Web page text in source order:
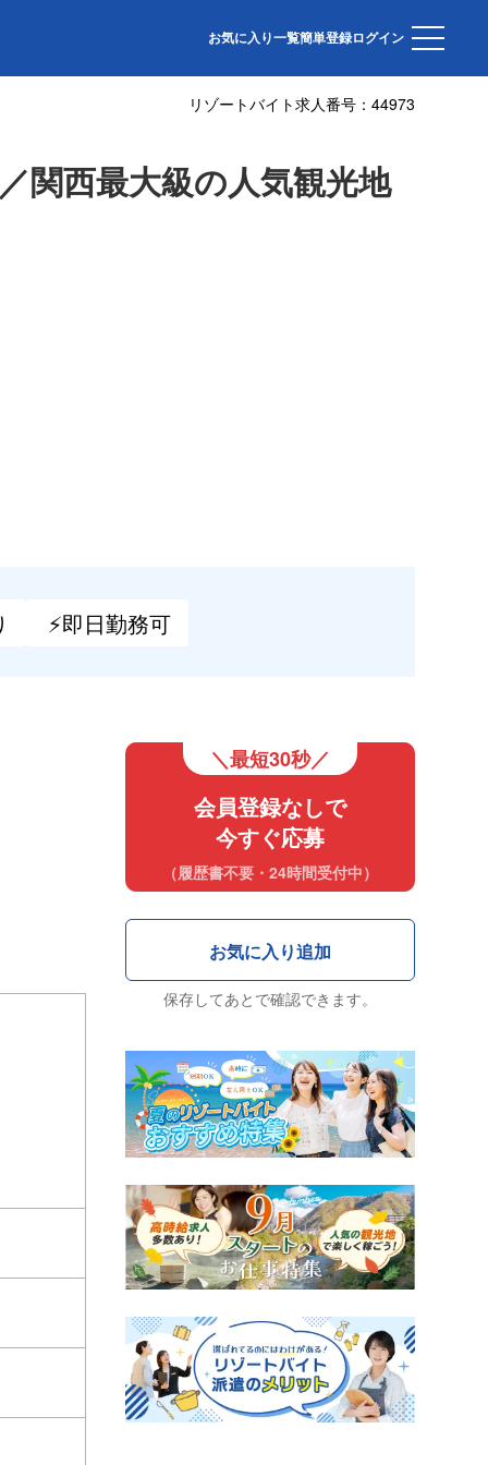
お気に入り一覧簡単登録ログイン
リゾートバイト求人番号： 44973
関西最大級の人気観光地
⚡即日勤務可
＼最短30秒／
会員登録なしで
今すぐ応募
（履歴書不要・24時間受付中）
保存してあとで確認できます。